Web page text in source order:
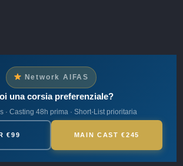
Network AIFAS
una corsia preferenziale?
· Casting 48h prima · Short-List prioritaria
€99 MAIN CAST €245